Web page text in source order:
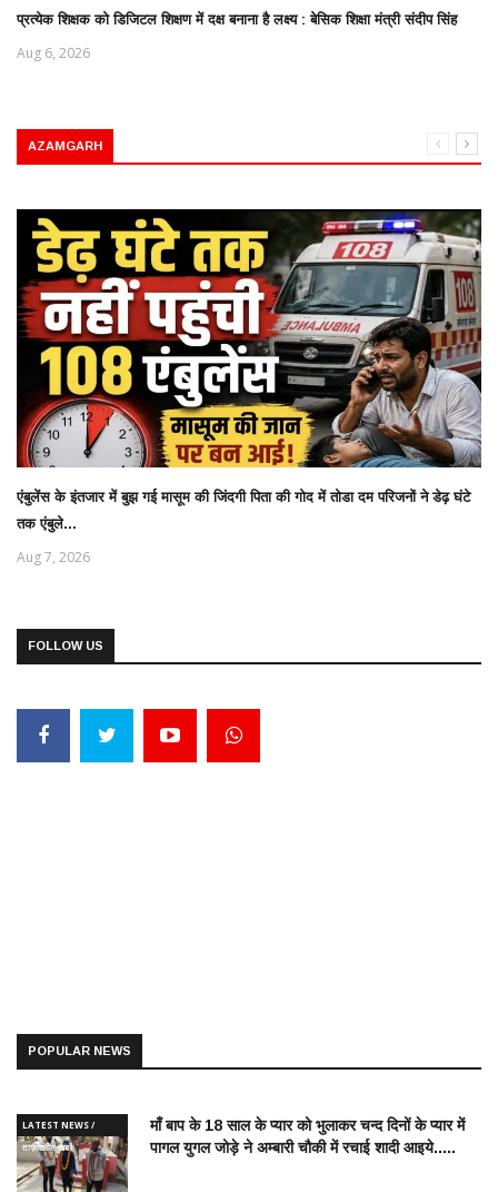
प्रत्येक शिक्षक को डिजिटल शिक्षण में दक्ष बनाना है लक्ष्य : बेसिक शिक्षा मंत्री संदीप सिंह
Aug 6, 2026
AZAMGARH
एंबुलेंस के इंतजार में बुझ गई मासूम की जिंदगी पिता की गोद में तोडा दम परिजनों ने डेढ़ घंटे
तक एंबुले...
Aug 7, 2026
FOLLOW US
POPULAR NEWS
LATEST NEWS /
ताज़ातरीन खबरें
माँ बाप के 18 साल के प्यार को भुलाकर चन्द दिनों के प्यार में
पागल युगल जोड़े ने अम्बारी चौकी में रचाई शादी आइये.....